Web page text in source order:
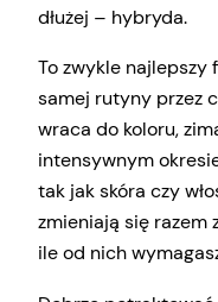
dłużej – hybryda.
To zwykle najlepszy
samej rutyny przez
wraca do koloru,
intensywnym
tak jak skóra czy
zmieniają się razem
ile od nich